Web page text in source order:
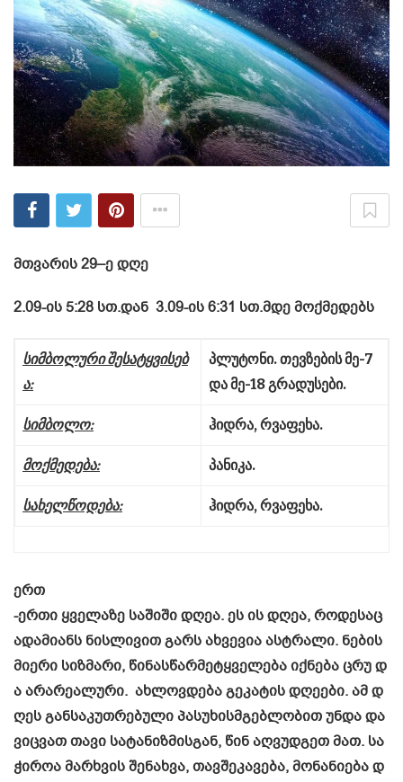
მთვარის29–ედღე
2.09-ის 5:28 სთ.დან 3.09-ის 6:31 სთ.მდე მოქმედებს
სიმბოლური შესატყვისებ
ა:
პლუტონი.თევზებისმე-7
დამე-18გრადუსები.
სიმბოლო: ჰიდრა,რვაფეხა.
მოქმედება: პანიკა.
სახელწოდება: ჰიდრა,რვაფეხა.
ერთ
-ერთი ყველაზე საშიში დღეა. ეს ის დღეა, როდესაც
ადამიანს ნისლივით გარს ახვევია ასტრალი. ნების
მიერი სიზმარი, წინასწარმეტყველება იქნება ცრუ დ
ა არარეალური. ახლოვდება გეკატის დღეები. ამ დ
ღეს განსაკუთრებული პასუხისმგებლობით უნდა და
ვიცვათ თავი სატანიზმისგან, წინ აღვუდგეთ მათ. სა
ჭიროა მარხვის შენახვა, თავშეკავება, მონანიება დ